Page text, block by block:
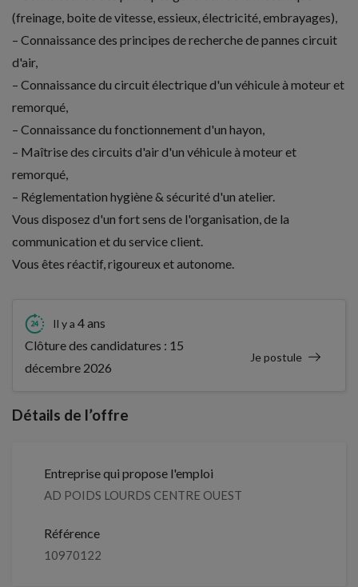
(freinage, boite de vitesse, essieux, électricité, embrayages),
– Connaissance des principes de recherche de pannes circuit
d'air,
– Connaissance du circuit électrique d'un véhicule à moteur et
remorqué,
– Connaissance du fonctionnement d'un hayon,
– Maîtrise des circuits d'air d'un véhicule à moteur et
remorqué,
– Réglementation hygiène & sécurité d'un atelier.
Vous disposez d'un fort sens de l'organisation, de la
communication et du service client.
Vous êtes réactif, rigoureux et autonome.
Il y a 4 ans
Clôture des candidatures : 15
décembre 2026
Je postule
Détails de l’offre
Entreprise qui propose l'emploi
AD POIDS LOURDS CENTRE OUEST
Référence
10970122